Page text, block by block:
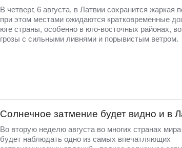
В четверг, 6 августа, в Латвии сохранится жаркая
при этом местами ожидаются кратковременные
юге страны, особенно в юго-восточных районах,
грозы с сильными ливнями и порывистым ветром.
Солнечное затмение будет видно и в
Во вторую неделю августа во многих странах
будет наблюдать одно из самых впечатляющих